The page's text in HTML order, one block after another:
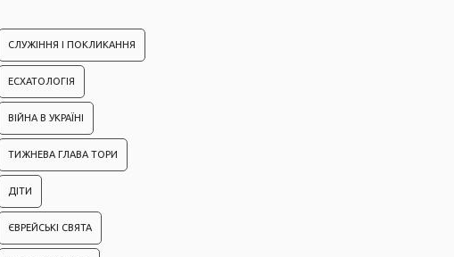
СЛУЖІННЯ І ПОКЛИКАННЯ
ЕСХАТОЛОГІЯ
ВІЙНА В УКРАЇНІ
ТИЖНЕВА ГЛАВА ТОРИ
ДІТИ
ЄВРЕЙСЬКІ СВЯТА